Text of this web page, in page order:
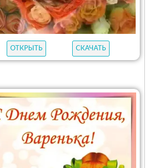
ОТКРЫТЬ СКАЧАТЬ